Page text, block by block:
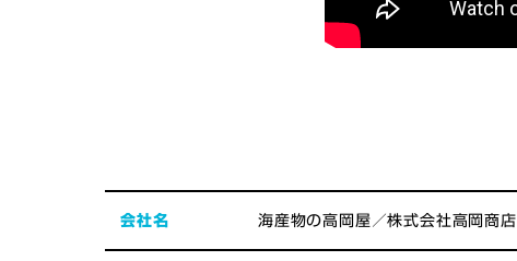
会社名 海産物の高岡屋／株式会社高岡商店